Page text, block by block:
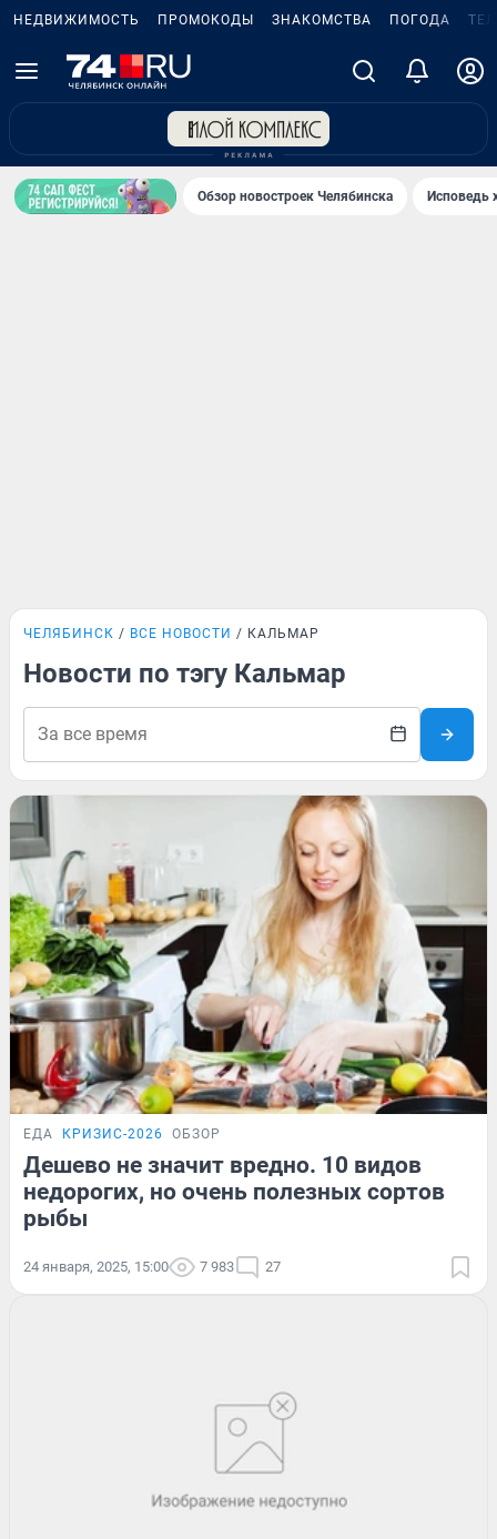
НЕДВИЖИМОСТЬ ПРОМОКОДЫ ЗНАКОМСТВА ПОГОДА
Обзор новостроек Челябинска Исповедь
ЧЕЛЯБИНСК ВСЕ НОВОСТИ КАЛЬМАР
Новости по тэгу Кальмар
ЕДА КРИЗИС-2026 ОБЗОР
Дешево не значит вредно. 10 видов
недорогих, но очень полезных сортов
рыбы
24 января, 2025, 15:00 7 983 27